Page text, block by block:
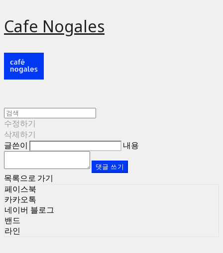
Cafe Nogales
수정하기
삭제하기
글쓴이
내용
댓글 쓰기
목록으로 가기
페이스북
카카오톡
네이버 블로그
밴드
라인